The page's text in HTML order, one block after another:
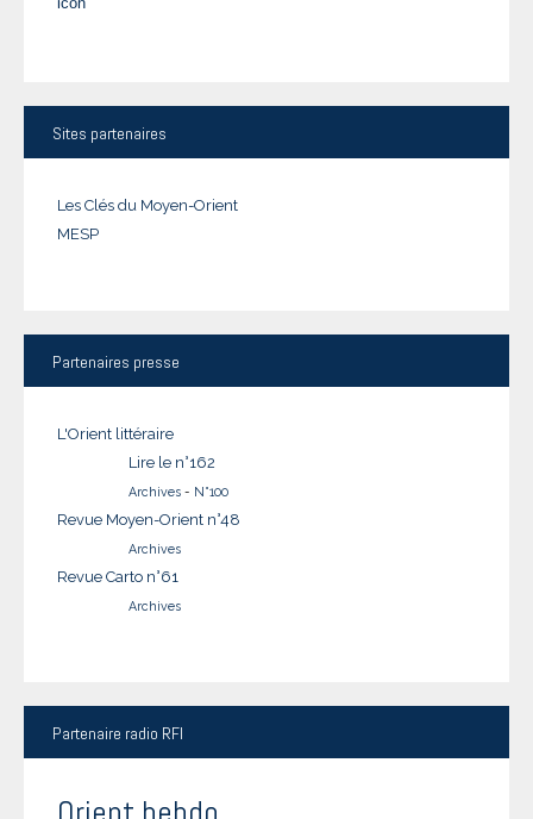
Sites partenaires
Les Clés du Moyen-Orient
MESP
Partenaires presse
L'Orient littéraire
Lire le n°162
Archives - N°100
Revue Moyen-Orient n°48
Archives
Revue Carto n°61
Archives
Partenaire radio RFI